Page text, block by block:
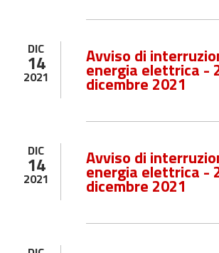
DIC
14
2021
Avviso di
energia elettrica -
dicembre 2021
DIC
14
2021
Avviso di
energia elettrica -
dicembre 2021